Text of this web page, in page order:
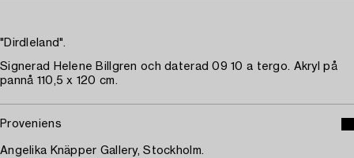
"Dirdleland".
Signerad Helene Billgren och daterad 09 10 a tergo. Akryl på
pannå 110,5 x 120 cm.
Proveniens
Angelika Knäpper Gallery, Stockholm.